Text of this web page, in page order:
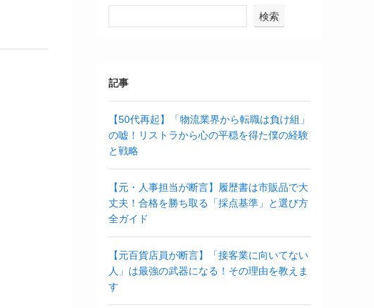
検索
記事
【50代再起】「物流業界から転職は負け組」
の嘘！リストラから心の平穏を得た僕の経験
と戦略
【元・人事担当が断言】履歴書は市販品で大
丈夫！合格を勝ち取る「採点基準」と選び方
全ガイド
【元百貨店員が断言】「接客業に向いてない
人」は最強の武器になる！その理由を教えま
す